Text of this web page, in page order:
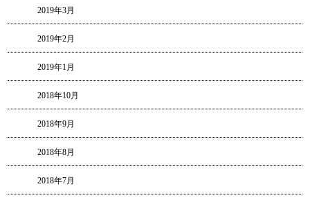
2019年3月
2019年2月
2019年1月
2018年10月
2018年9月
2018年8月
2018年7月